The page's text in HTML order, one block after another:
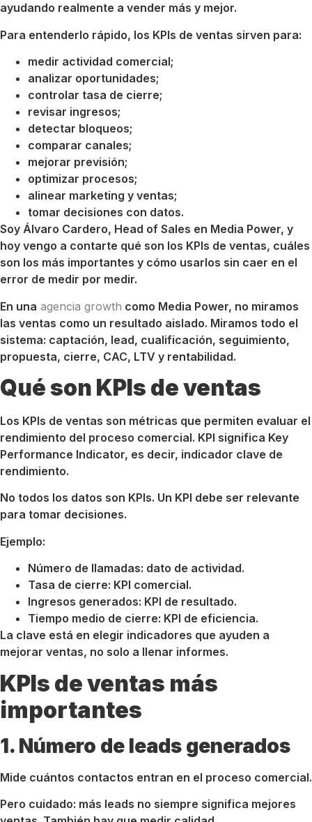
ayudando realmente a vender más y mejor.
Para entenderlo rápido, los KPIs de ventas sirven para:
medir actividad comercial;
analizar oportunidades;
controlar tasa de cierre;
revisar ingresos;
detectar bloqueos;
comparar canales;
mejorar previsión;
optimizar procesos;
alinear marketing y ventas;
tomar decisiones con datos.
Soy Álvaro Cardero, Head of Sales en Media Power, y
hoy vengo a contarte qué son los KPIs de ventas, cuáles
son los más importantes y cómo usarlos sin caer en el
error de medir por medir.
En una agencia growth como Media Power, no miramos
las ventas como un resultado aislado. Miramos todo el
sistema: captación, lead, cualificación, seguimiento,
propuesta, cierre, CAC, LTV y rentabilidad.
Qué son KPIs de ventas
Los KPIs de ventas son métricas que permiten evaluar el
rendimiento del proceso comercial. KPI significa Key
Performance Indicator, es decir, indicador clave de
rendimiento.
No todos los datos son KPIs. Un KPI debe ser relevante
para tomar decisiones.
Ejemplo:
Número de llamadas: dato de actividad.
Tasa de cierre: KPI comercial.
Ingresos generados: KPI de resultado.
Tiempo medio de cierre: KPI de eficiencia.
La clave está en elegir indicadores que ayuden a
mejorar ventas, no solo a llenar informes.
KPIs de ventas más
importantes
1. Número de leads generados
Mide cuántos contactos entran en el proceso comercial.
Pero cuidado: más leads no siempre significa mejores